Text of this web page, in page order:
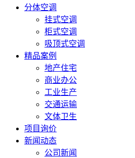
分体空调
挂式空调
柜式空调
吸顶式空调
精品案例
地产住宅
商业办公
工业生产
交通运输
文体卫生
项目询价
新闻动态
公司新闻